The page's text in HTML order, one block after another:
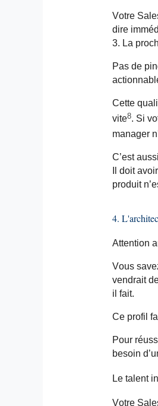
Votre
dire
3. La
Pas de
Cette
vite8. Si
manager
C’est
Il doit
produit
4.
Attention
Vous
vendrait
il fait.
Ce profil
Pour
besoin
Le talent
Votre